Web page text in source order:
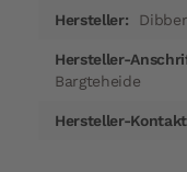
Bargteheide